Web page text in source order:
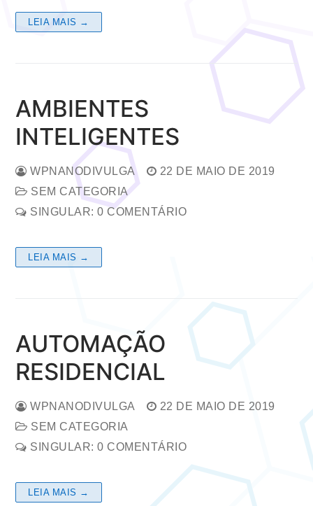
LEIA MAIS →
AMBIENTES
INTELIGENTES
WPNANODIVULGA
22 DE MAIO DE 2019
SEM CATEGORIA
SINGULAR: 0 COMENTÁRIO
LEIA MAIS →
AUTOMAÇÃO
RESIDENCIAL
WPNANODIVULGA
22 DE MAIO DE 2019
SEM CATEGORIA
SINGULAR: 0 COMENTÁRIO
LEIA MAIS →